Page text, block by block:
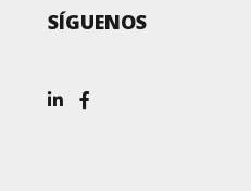
SÍGUENOS